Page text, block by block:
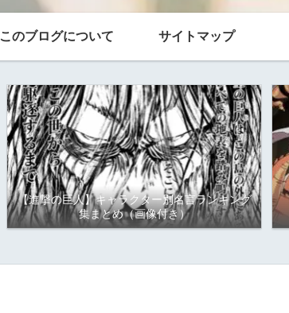
このブログについて サイトマップ
【進撃の巨人】キャラクター別名言ランキング
集まとめ（画像付き）